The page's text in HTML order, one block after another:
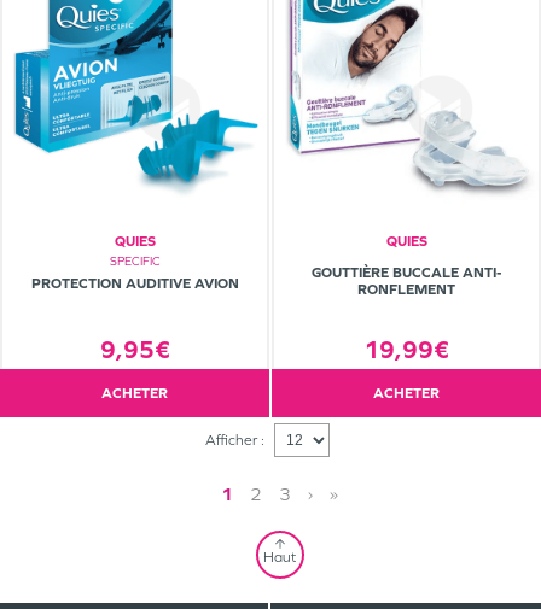
QUIES
SPECIFIC
PROTECTION AUDITIVE AVION
9,95€
ACHETER
QUIES
GOUTTIÈRE BUCCALE ANTI-
RONFLEMENT
19,99€
ACHETER
Afficher :
1 2 3 › »
Haut